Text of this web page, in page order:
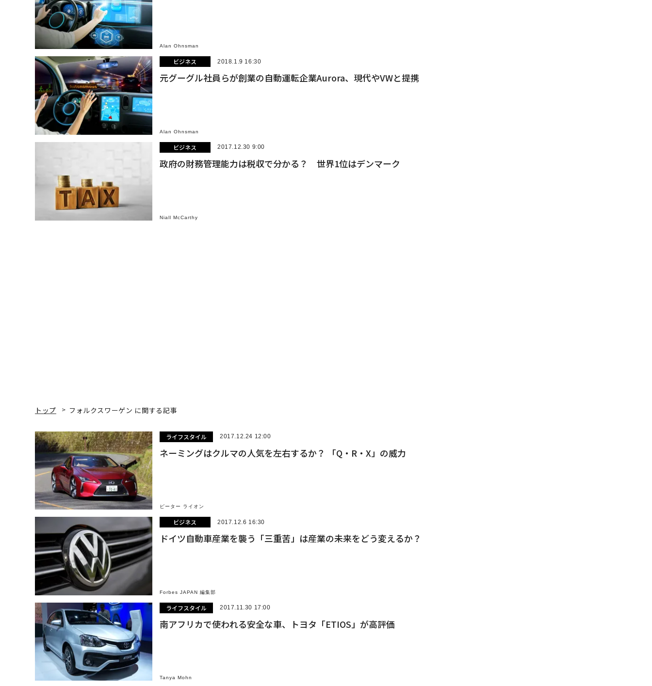
Alan Ohnsman
ビジネス 2018.1.9 16:30
元グーグル社員らが創業の自動運転企業Aurora、現代やVWと提携
Alan Ohnsman
ビジネス 2017.12.30 9:00
政府の財務管理能力は税収で分かる？ 世界1位はデンマーク
Niall McCarthy
トップ フォルクスワーゲン に関する記事
ライフスタイル 2017.12.24 12:00
ネーミングはクルマの人気を左右するか？ 「Q・R・X」の威力
ピーター ライオン
ビジネス 2017.12.6 16:30
ドイツ自動車産業を襲う「三重苦」は産業の未来をどう変えるか？
Forbes JAPAN 編集部
ライフスタイル 2017.11.30 17:00
南アフリカで使われる安全な車、トヨタ「ETIOS」が高評価
Tanya Mohn